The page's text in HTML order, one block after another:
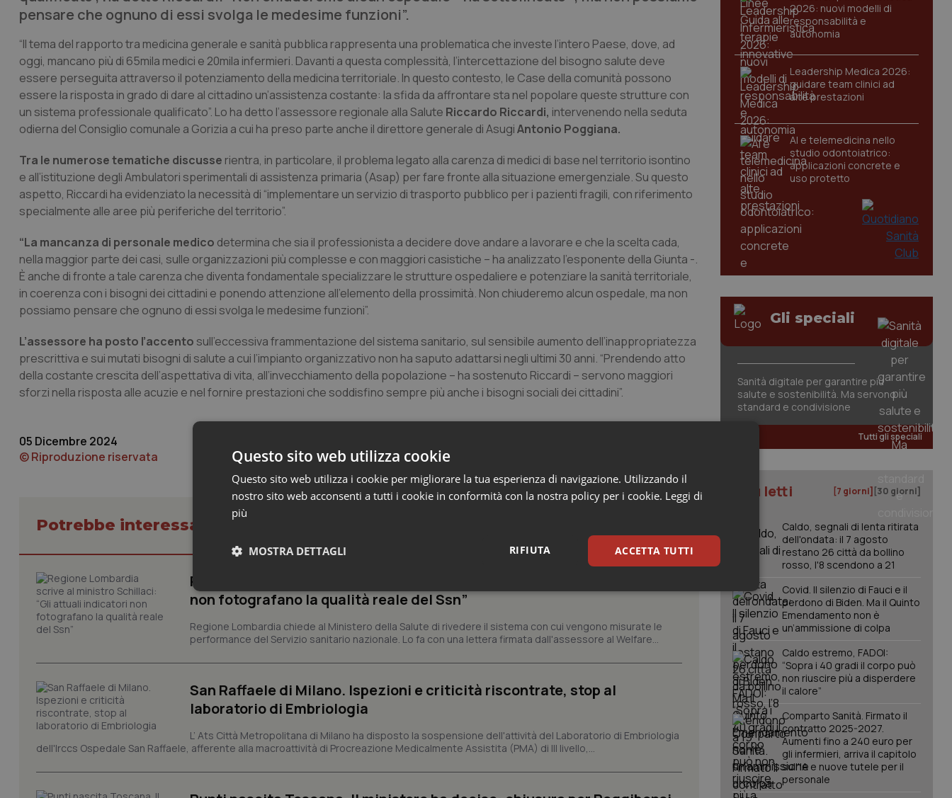
pensare che ognuno di essi svolga le medesime funzioni”.
“Il tema del rapporto tra medicina generale e sanità pubblica rappresenta una problematica che investe l’intero Paese, dove, ad
oggi, mancano più di 65mila medici e 20mila infermieri. Davanti a questa complessità, l’intercettazione del bisogno salute deve
essere perseguita attraverso il potenziamento della medicina territoriale. In questo contesto, le Case della comunità possono
essere la risposta in grado di dare al cittadino un’assistenza costante: la sfida da affrontare sta nel popolare queste strutture con
un sistema professionale qualificato”. Lo ha detto l’assessore regionale alla Salute Riccardo Riccardi, intervenendo nella seduta
odierna del Consiglio comunale a Gorizia a cui ha preso parte anche il direttore generale di AsugiAntonio Poggiana.
Tra le numerose tematiche discusse rientra, in particolare, il problema legato alla carenza di medici di base nel territorio isontino
e all’istituzione degli Ambulatori sperimentali di assistenza primaria (Asap) per fare fronte alla situazione emergenziale. Su questo
aspetto, Riccardi ha evidenziato la necessità di “implementare un servizio di trasporto pubblico per i pazienti fragili, con riferimento
specialmente alle aree più periferiche del territorio”.
“La mancanza di personale medico determina che sia il professionista a decidere dove andare a lavorare e che la scelta cada,
nella maggior parte dei casi, sulle organizzazioni più complesse e con maggiori casistiche – ha analizzato l’esponente della Giunta -.
È anche di fronte a tale carenza che diventa fondamentale specializzare le strutture ospedaliere e potenziare la sanità territoriale,
in coerenza con i bisogni dei cittadini e ponendo attenzione all’elemento della prossimità. Non chiuderemo alcun ospedale, ma non
possiamo pensare che ognuno di essi svolga le medesime funzioni”.
L’assessore ha posto l’accento sull’eccessiva frammentazione del sistema sanitario, sul sensibile aumento dell’inappropriatezza
prescrittiva e sui mutati bisogni di salute a cui l’impianto organizzativo non ha saputo adattarsi negli ultimi 30 anni. “Prendendo atto
della costante crescita dell’aspettativa di vita, all’invecchiamento della popolazione – ha sostenuto Riccardi – servono maggiori
sforzi nella risposta alle acuzie e nel fornire prestazioni che soddisfino sempre più anche i bisogni sociali dei cittadini”.
05 Dicembre 2024
© Riproduzione riservata
Potrebbe interessarti in Friuli Venezia Giulia
Regione Lombardia scrive al ministro Schillaci: “Gli attuali indicatori
non fotografano la qualità reale del Ssn”
Regione Lombardia chiede al Ministero della Salute di rivedere il sistema con cui vengono misurate le
performance del Servizio sanitario nazionale. Lo fa con una lettera firmata dall'assessore al Welfare...
San Raffaele di Milano. Ispezioni e criticità riscontrate, stop al
laboratorio di Embriologia
L’ Ats Città Metropolitana di Milano ha disposto la sospensione dell'attività del Laboratorio di Embriologia
dell'Irccs Ospedale San Raffaele, afferente alla macroattività di Procreazione Medicalmente Assistita (PMA) di III livello,...
2026: nuovi modelli di
responsabilità e
autonomia
Leadership Medica 2026:
guidare team clinici ad
alte prestazioni
AI e telemedicina nello
studio odontoiatrico:
applicazioni concrete e
uso protetto
Gli speciali
Sanità digitale per garantire più
salute e sostenibilità. Ma servono
standard e condivisione
Tutti gli speciali
I più letti [7 giorni] [30 giorni]
Caldo, segnali di lenta ritirata
dell'ondata: il 7 agosto
restano 26 città da bollino
rosso, l'8 scendono a 21
Covid. Il silenzio di Fauci e il
perdono di Biden. Ma il Quinto
Emendamento non è
un’ammissione di colpa
Caldo estremo, FADOI:
“Sopra i 40 gradi il corpo può
non riuscire più a disperdere
il calore”
Comparto Sanità. Firmato il
contratto 2025-2027.
Aumenti fino a 240 euro per
gli infermieri, arriva il capitolo
sull'IA e nuove tutele per il
personale
Questo sito web utilizza cookie
Questo sito web utilizza i cookie per migliorare la tua esperienza di navigazione. Utilizzando il
nostro sito web acconsenti a tutti i cookie in conformità con la nostra policy per i cookie. Leggi di
più
ACCETTA TUTTI
RIFIUTA
MOSTRA DETTAGLI
Necessari Statistici Marketing
Necessari Statistici Marketing
I cookie necessari contribuiscono a rendere fruibile il sito web abilitandone funzionalità di base quali la navigazione sulle pagine
e l'accesso alle aree protette del sito. Il sito web non è in grado di funzionare correttamente senza questi cookie.
Nome
Fornitore/Dominio Scadenza
Descrizione
VISITOR_PRIVACY_METADATA
YouTube
5 mesi 4
Questo cookie viene utilizzato per memorizzare le